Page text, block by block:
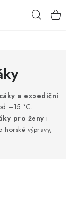
a expediční
–15 °C.
pro ženy i
horské výpravy,